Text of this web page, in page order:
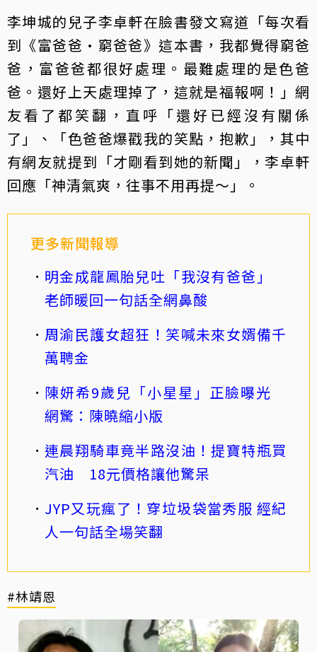
李坤城的兒子李卓軒在臉書發文寫道「每次看
到《富爸爸·窮爸爸》這本書，我都覺得窮爸
爸，富爸爸都很好處理。最難處理的是色爸
爸。還好上天處理掉了，這就是福報啊！」網
友看了都笑翻，直呼「還好已經沒有關係
了」、「色爸爸爆戳我的笑點，抱歉」，其中
有網友就提到「才剛看到她的新聞」，李卓軒
回應「神清氣爽，往事不用再提～」。
更多新聞報導
明金成龍鳳胎兒吐「我沒有爸爸」
老師暖回一句話全網鼻酸
周渝民護女超狂！笑喊未來女婿備千
萬聘金
陳妍希9歲兒「小星星」正臉曝光
網驚：陳曉縮小版
連晨翔騎車竟半路沒油！提寶特瓶買
汽油 18元價格讓他驚呆
JYP又玩瘋了！穿垃圾袋當秀服 經紀
人一句話全場笑翻
#林靖恩